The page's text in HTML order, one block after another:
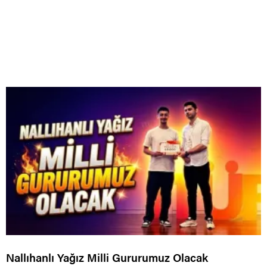
Nallıhanlı Yağız Milli Gururumuz Olacak